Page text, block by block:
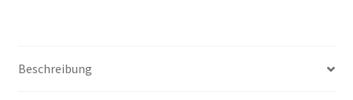
Beschreibung